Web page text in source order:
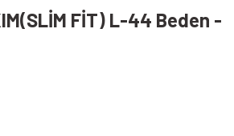
FİT) L-44 Beden -